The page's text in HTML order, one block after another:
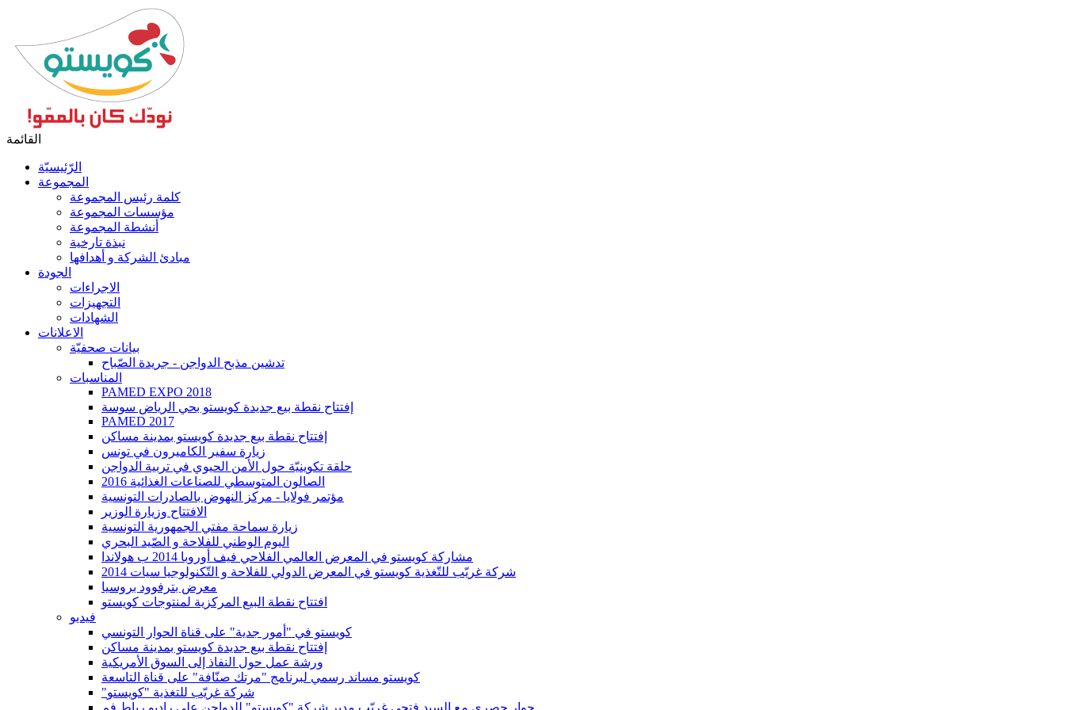
القائمة
الرّئيسيّة
المجموعة
كلمة رئيس المجموعة
مؤسسات المجموعة
أنشطة المجموعة
نبذة تارخية
مبادئ الشركة و أهدافها
الجودة
الاجراءات
التجهيزات
الشهادات
الاعلانات
بيانات صحفيّة
تدشين مذبح الدواجن - جريدة الصّباح
المناسبات
PAMED EXPO 2018
إفتتاح نقطة بيع جديدة كويستو بحي الرياض سوسة
PAMED 2017
إفتتاح نقطة بيع جديدة كويستو بمدينة مساكن
زيارة سفير الكاميرون في تونس
حلقة تكوينيّة حول الأمن الحيوي في تربية الدواجن
2016 الصالون المتوسطي للصناعات الغذائية
مؤتمر فولايا - مركز النهوض بالصادرات التونسية
الافتتاح وزيارة الوزير
زيارة سماحة مفتي الجمهورية التونسية
اليوم الوطني للفلاحة و الصّيد البحري
مشاركة كويستو في المعرض العالمي الفلاحي فيف أوروبا 2014 ب هولاندا
شركة غريّب للتّغذية كويستو في المعرض الدولي للفلاحة و التّكنولوجيا سيات 2014
معرض بترفوود بروسيا
افتتاح نقطة البيع المركزية لمنتوجات كويستو
فيديو
كويستو في "أمور جدية" على قناة الحوار التونسي
إفتتاح نقطة بيع جديدة كويستو بمدينة مساكن
ورشة عمل حول النفاذ إلى السوق الأمريكية
كويستو مساند رسمي لبرنامج "مرتك صنّافة" على قناة التاسعة
"شركة غريّب للتغذية "كويستو
حوار حصري مع السيد فتحي غريّب مدير شركة "كويستو" للدواجن علي راديو رباط فم